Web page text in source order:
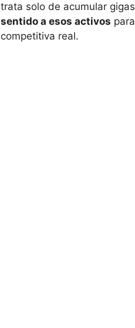
trata solo de acumular
sentido a esos activos
competitiva real.